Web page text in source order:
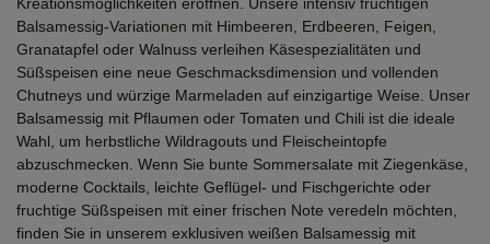
Balsamessig-Variationen mit Himbeeren, Erdbeeren, Feigen,
Granatapfel oder Walnuss verleihen Käsespezialitäten und
Süßspeisen eine neue Geschmacksdimension und vollenden
Chutneys und würzige Marmeladen auf einzigartige Weise. Unser
Balsamessig mit Pflaumen oder Tomaten und Chili ist die ideale
Wahl, um herbstliche Wildragouts und Fleischeintopfe
abzuschmecken. Wenn Sie bunte Sommersalate mit Ziegenkäse,
moderne Cocktails, leichte Geflügel- und Fischgerichte oder
fruchtige Süßspeisen mit einer frischen Note veredeln möchten,
finden Sie in unserem exklusiven weißen Balsamessig mit